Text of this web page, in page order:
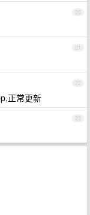
20
21
22
正常更新
23